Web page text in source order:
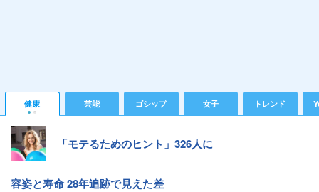
健康 芸能 ゴシップ 女子 トレンド
「モテるためのヒント」326人に
容姿と寿命 28年追跡で見えた差